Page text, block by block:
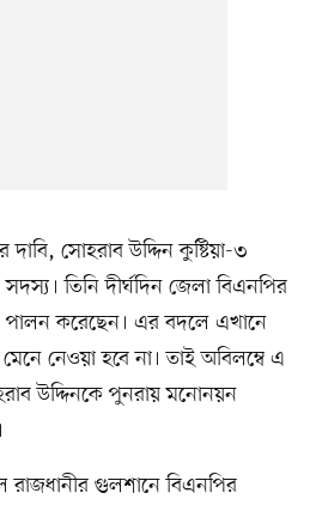
দাবি, সোহরাব উদ্দিন কুষ্টিয়া-৩
তিনি দীর্ঘদিন জেলা বিএনপির
পালন করেছেন। এর বদলে এখানে
মেনে নেওয়া হবে না। তাই অবিলম্বে এ
উদ্দিনকে পুনরায় মনোনয়ন
গুলশানে বিএনপির